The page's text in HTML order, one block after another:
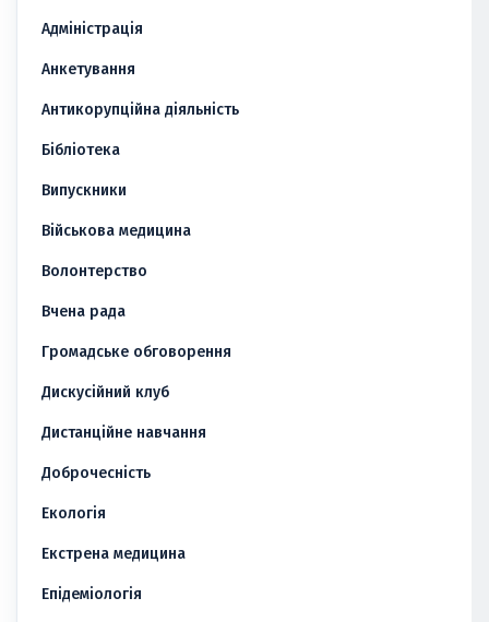
Адміністрація
Анкетування
Антикорупційна діяльність
Бібліотека
Випускники
Військова медицина
Волонтерство
Вчена рада
Громадське обговорення
Дискусійний клуб
Дистанційне навчання
Доброчесність
Екологія
Екстрена медицина
Епідеміологія